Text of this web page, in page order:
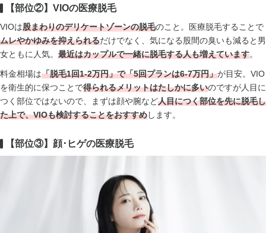
【部位②】VIOの医療脱毛
VIOは股まわりのデリケートゾーンの脱毛のこと。医療脱毛することで
ムレやかゆみを抑えられるだけでなく、気になる股間の臭いも減ると男
女ともに人気。 最近はカップルで一緒に脱毛する人も増えています。
料金相場は「脱毛1回1-2万円」で「5回プランは6-7万円」が目安。VIO
を衛生的に保つことで得られるメリットはたしかに多いのですが人目に
つく部位ではないので、まずは顔や腕など人目につく部位を先に脱毛し
た上で、VIOも検討することをおすすめします。
【部位③】顔･ヒゲの医療脱毛